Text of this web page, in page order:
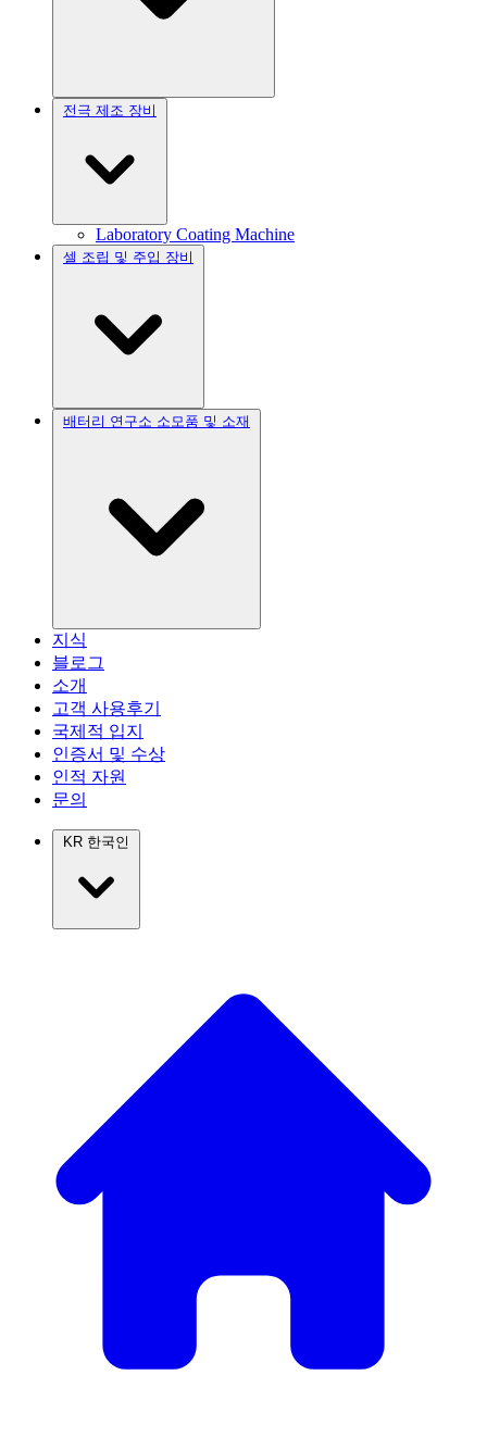
전극 제조 장비
Laboratory Coating Machine
셀 조립 및 주입 장비
배터리 연구소 소모품 및 소재
지식
블로그
소개
고객 사용후기
국제적 입지
인증서 및 수상
인적 자원
문의
KR 한국인